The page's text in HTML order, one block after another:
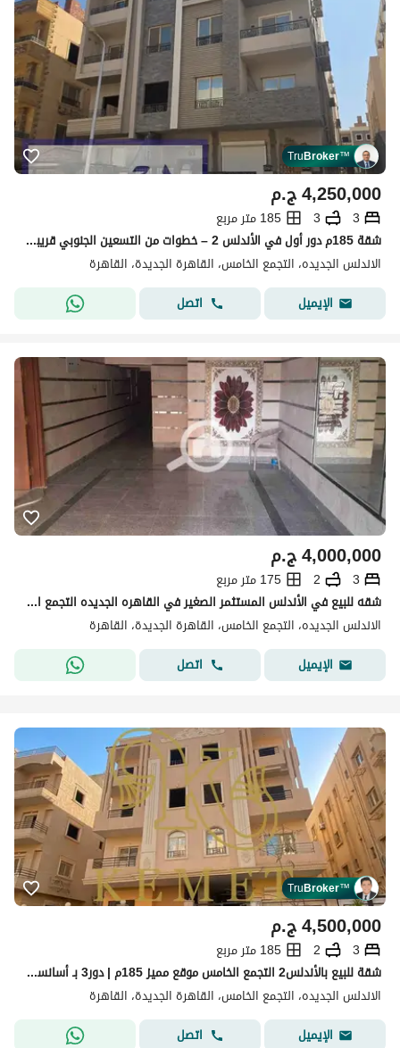
TruBroker™
ج.م4,250,000
3
3
185 متر مربع
شقة 185م دور أول في الأندلس 2 – خطوات من التسعين الجنوبي قريبه جدا من مدرسه النيل الدوليه | تقسيمة مميزة
الاندلس الجديده، التجمع الخامس، القاهرة الجديدة، القاهرة
الإيميل
اتصل
ج.م4,000,000
3
2
175 متر مربع
شقه للبيع في الأندلس المستثمر الصغير في القاهره الجديده التجمع الخامس
الاندلس الجديده، التجمع الخامس، القاهرة الجديدة، القاهرة
الإيميل
اتصل
TruBroker™
ج.م4,500,000
3
2
185 متر مربع
شقة للبيع بالأندلس2 التجمع الخامس موقع مميز 185م | دور3 بـ أسانسير 3 غرف + 2 حمام عداد كهرباء خاص السعر: 4,300,000 ج. م
الاندلس الجديده، التجمع الخامس، القاهرة الجديدة، القاهرة
الإيميل
اتصل